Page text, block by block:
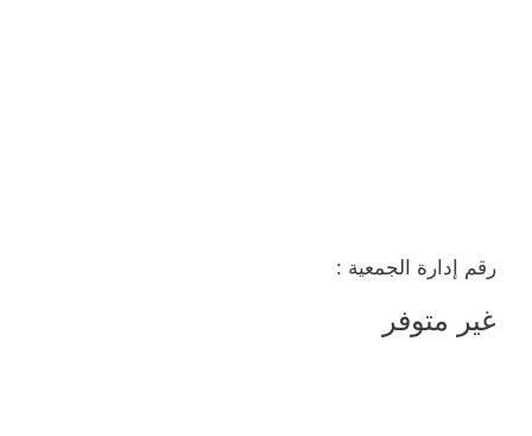
رقم إدارة الجمعية :
غير متوفر